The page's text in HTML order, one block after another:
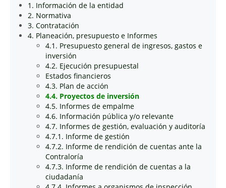
1. Información de la entidad
2. Normativa
3. Contratación
4. Planeación, presupuesto e Informes
4.1. Presupuesto general de ingresos, gastos e
inversión
4.2. Ejecución presupuestal
Estados financieros
4.3. Plan de acción
4.4. Proyectos de inversión
4.5. Informes de empalme
4.6. Información pública y/o relevante
4.7. Informes de gestión, evaluación y auditoría
4.7.1. Informe de gestión
4.7.2. Informe de rendición de cuentas ante la
Contraloría
4.7.3. Informe de rendición de cuentas a la
ciudadanía